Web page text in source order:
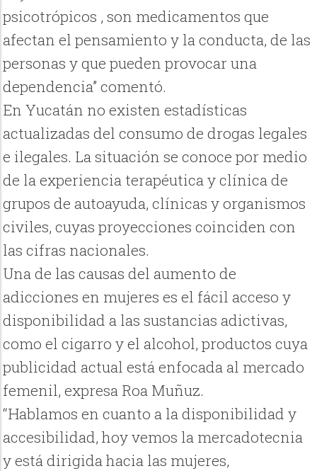
psicotrópicos , son medicamentos que
afectan el pensamiento y la conducta, de las
personas y que pueden provocar una
dependencia” comentó.
En Yucatán no existen estadísticas
actualizadas del consumo de drogas legales
e ilegales. La situación se conoce por medio
de la experiencia terapéutica y clínica de
grupos de autoayuda, clínicas y organismos
civiles, cuyas proyecciones coinciden con
las cifras nacionales.
Una de las causas del aumento de
adicciones en mujeres es el fácil acceso y
disponibilidad a las sustancias adictivas,
como el cigarro y el alcohol, productos cuya
publicidad actual está enfocada al mercado
femenil, expresa Roa Muñuz.
“Hablamos en cuanto a la disponibilidad y
accesibilidad, hoy vemos la mercadotecnia
y está dirigida hacia las mujeres,